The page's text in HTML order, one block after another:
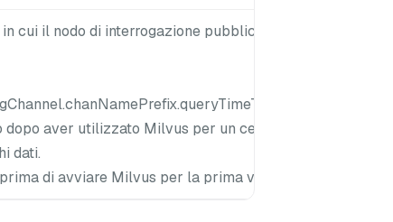
cui il nodo di interrogazione pubblica i
aver utilizzato Milvus per un certo
dati.
di avviare Milvus per la prima volta.